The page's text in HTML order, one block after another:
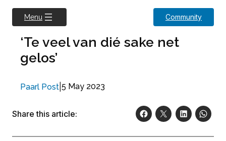
Menu Community
‘Te veel van dié sake net
gelos’
Paarl Post 5 May 2023
Share this article: